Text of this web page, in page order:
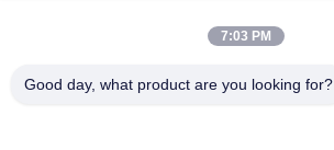
त्वरित संपर्क
7:03 PM
Good day, what product are you looking for?